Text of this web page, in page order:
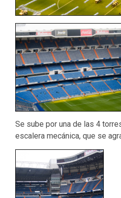
Se sube por una de las 4
escalera mecánica, que se